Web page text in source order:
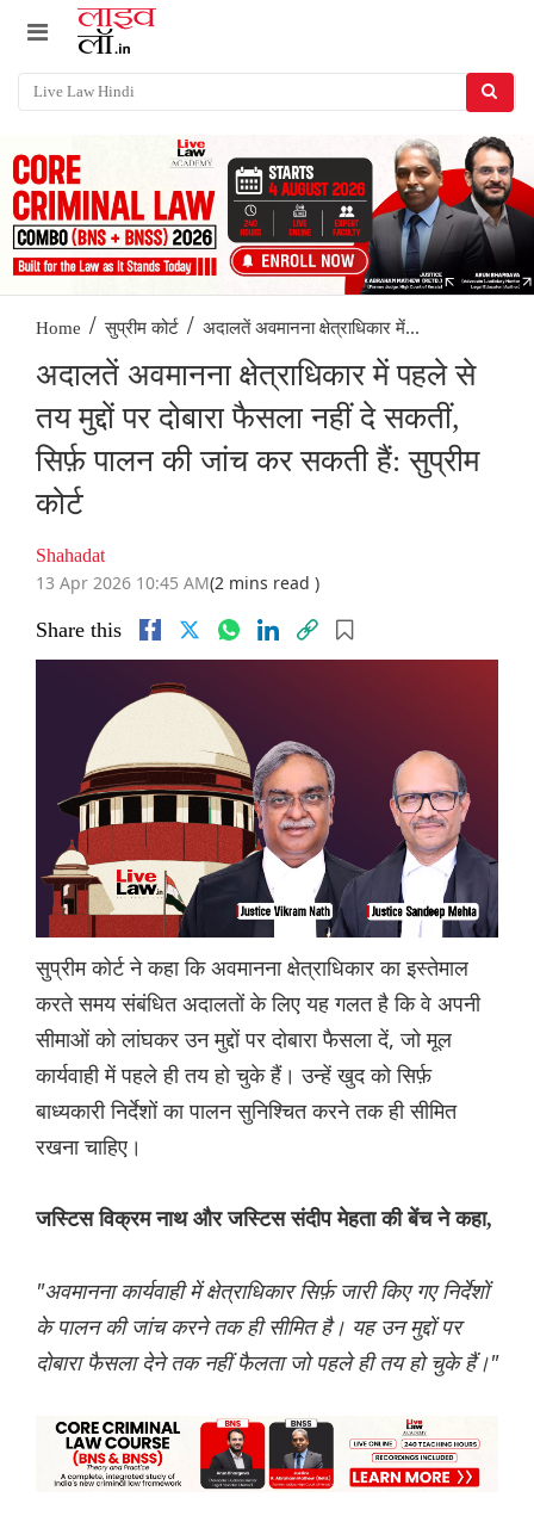
Home / सुप्रीम कोर्ट / अदालतें अवमानना ​​क्षेत्राधिकार में...
अदालतें अवमानना ​​क्षेत्राधिकार में पहले से
तय मुद्दों पर दोबारा फैसला नहीं दे सकतीं,
सिर्फ़ पालन की जांच कर सकती हैं: सुप्रीम
कोर्ट
Shahadat
13 Apr 2026 10:45 AM(2 mins read )
Share this
सुप्रीम कोर्ट ने कहा कि अवमानना ​​क्षेत्राधिकार का इस्तेमाल
करते समय संबंधित अदालतों के लिए यह गलत है कि वे अपनी
सीमाओं को लांघकर उन मुद्दों पर दोबारा फैसला दें, जो मूल
कार्यवाही में पहले ही तय हो चुके हैं। उन्हें खुद को सिर्फ़
बाध्यकारी निर्देशों का पालन सुनिश्चित करने तक ही सीमित
रखना चाहिए।
जस्टिस विक्रम नाथ और जस्टिस संदीप मेहता की बेंच ने कहा,
"अवमानना ​​कार्यवाही में क्षेत्राधिकार सिर्फ़ जारी किए गए निर्देशों
के पालन की जांच करने तक ही सीमित है। यह उन मुद्दों पर
दोबारा फैसला देने तक नहीं फैलता जो पहले ही तय हो चुके हैं।"